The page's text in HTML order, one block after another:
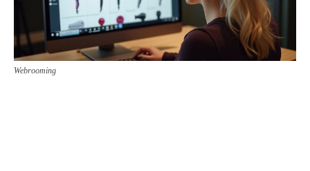
Webrooming